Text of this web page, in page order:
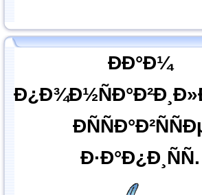
ÐÐ°Ð¼
Ð·Ð°Ð¿Ð¸ÑÑ.